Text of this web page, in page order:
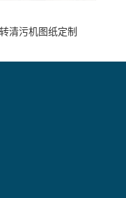
清污机图纸定制